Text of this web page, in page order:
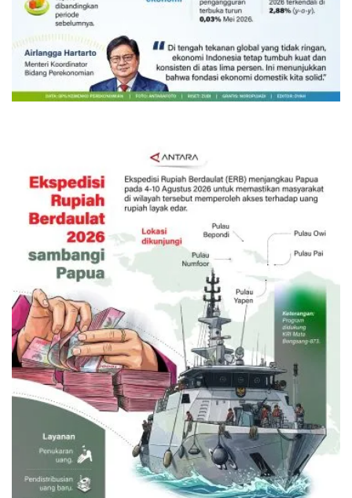
Ekonomi triwulan II-2026 tumbuh
5,29 persen
6 jam lalu